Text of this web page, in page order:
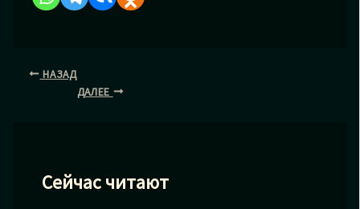
НАЗАД
ДАЛЕЕ
Сейчас читают